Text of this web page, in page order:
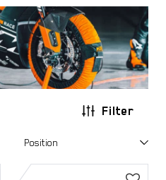
Filter